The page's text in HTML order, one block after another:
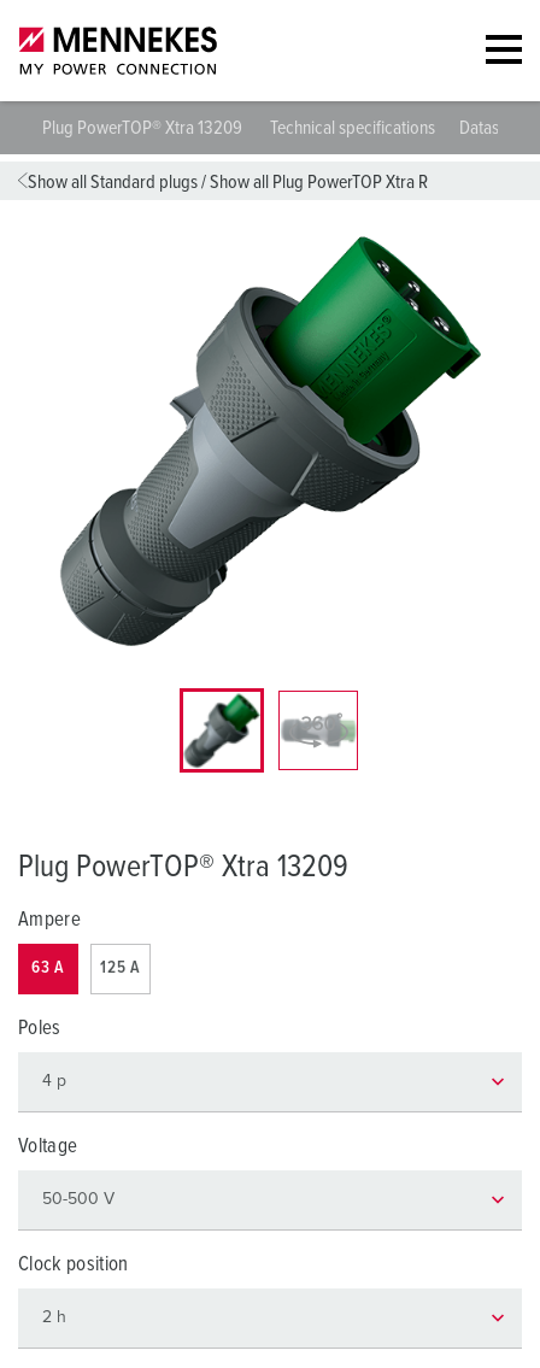
Plug PowerTOP® Xtra 13209 Technical specifications
Show all Standard plugs/Show all Plug PowerTOP Xtra R
Plug PowerTOP® Xtra 13209
Ampere
63 A 125 A
Poles
Voltage
Clock position